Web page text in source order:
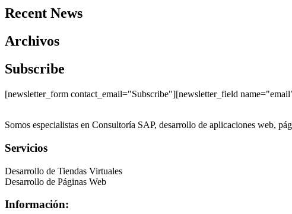
Recent News
Archivos
Subscribe
[newsletter_form contact_email="Subscribe"][newsletter_field
Somos especialistas en Consultoría SAP, desarrollo de aplicaciones web,
Servicios
Desarrollo de Tiendas Virtuales
Desarrollo de Páginas Web
Información: